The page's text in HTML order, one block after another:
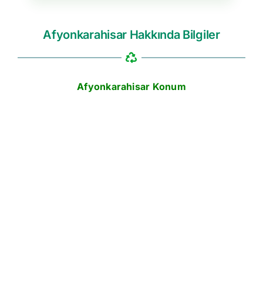
Afyonkarahisar Hakkında Bilgiler
Afyonkarahisar Konum